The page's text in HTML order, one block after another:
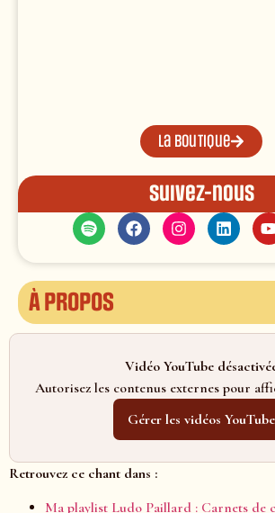
La boutique
Suivez-nous
À propos
Vidéo YouTube
Autorisez les contenus externes pour
Gérer les vidéos YouTube
Retrouvez ce chant dans :
Ma playlist Ludo Paillard : Carnets de